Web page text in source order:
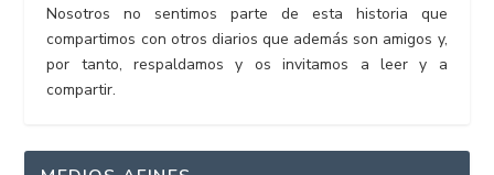
Nosotros no sentimos parte de esta historia que
compartimos con otros diarios que además son amigos y,
por tanto, respaldamos y os invitamos a leer y a
compartir.